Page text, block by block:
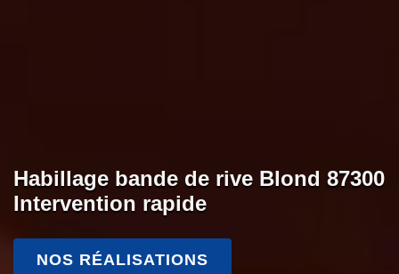
Habillage bande de rive Blond 87300
Intervention rapide
NOS RÉALISATIONS